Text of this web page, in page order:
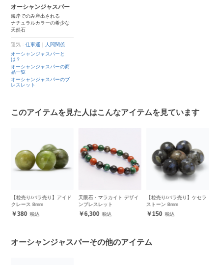
オーシャンジャスパー
海岸でのみ産出される
ナチュラルカラーの希少な
天然石
運気：仕事運
人間関係
オーシャンジャスパーと
は？
オーシャンジャスパーの商
品一覧
オーシャンジャスパーのブ
レスレット
このアイテムを見た人はこんなアイテムを見ています
【粒売り/バラ売り】アイド
クレース 8mm
380
天眼石・マラカイト デザイ
ンブレスレット
6,300
【粒売り/バラ売り】ケセラ
ストーン 8mm
150
オーシャンジャスパーその他のアイテム